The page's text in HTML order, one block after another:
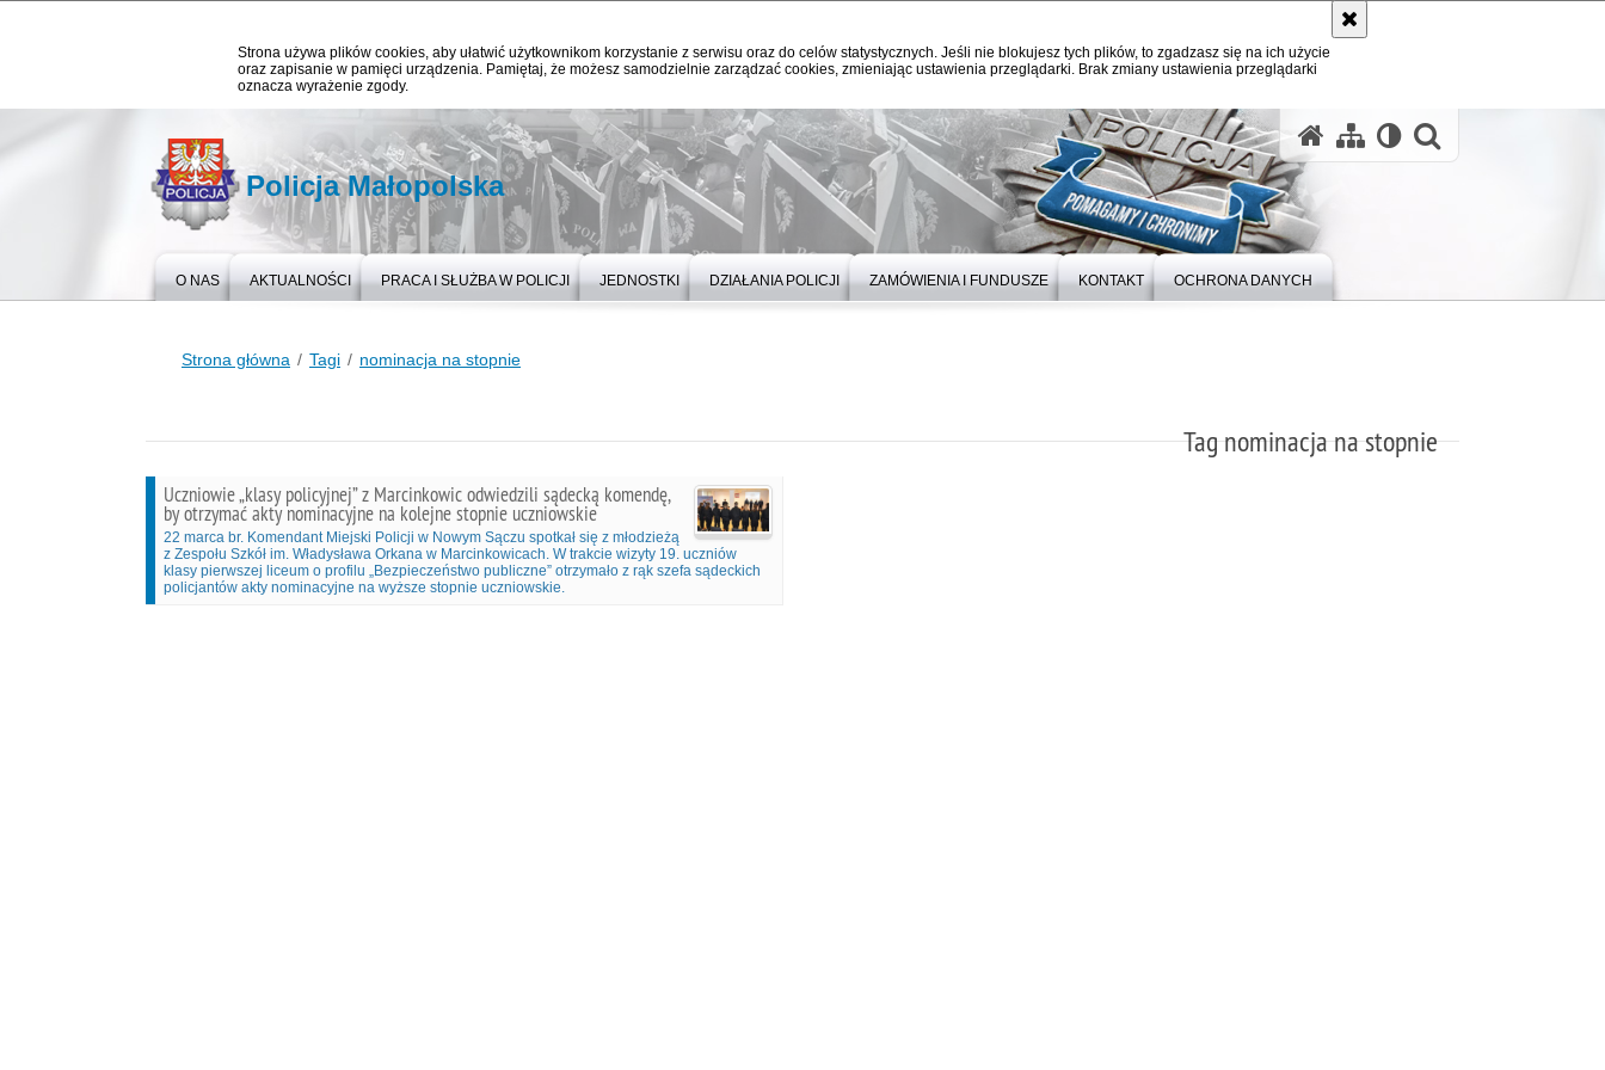
Strona używa plików cookies, aby ułatwić użytkownikom korzystanie z serwisu oraz do celów statystycznych. Jeśli nie blokujesz tych plików, to zgadzasz się na ich użycie
oraz zapisanie w pamięci urządzenia. Pamiętaj, że możesz samodzielnie zarządzać cookies, zmieniając ustawienia przeglądarki. Brak zmiany ustawienia przeglądarki
oznacza wyrażenie zgody.
Policja Małopolska
O NAS AKTUALNOŚCI PRACA I SŁUŻBA W POLICJI JEDNOSTKI DZIAŁANIA POLICJI ZAMÓWIENIA I FUNDUSZE KONTAKT OCHRONA DANYCH
Strona główna Tagi nominacja na stopnie
Tag nominacja na stopnie
Uczniowie „klasy policyjnej” z Marcinkowic odwiedzili sądecką komendę,
by otrzymać akty nominacyjne na kolejne stopnie uczniowskie
22 marca br. Komendant Miejski Policji w Nowym Sączu spotkał się z młodzieżą
z Zespołu Szkół im. Władysława Orkana w Marcinkowicach. W trakcie wizyty 19. uczniów
klasy pierwszej liceum o profilu „Bezpieczeństwo publiczne” otrzymało z rąk szefa sądeckich
policjantów akty nominacyjne na wyższe stopnie uczniowskie.